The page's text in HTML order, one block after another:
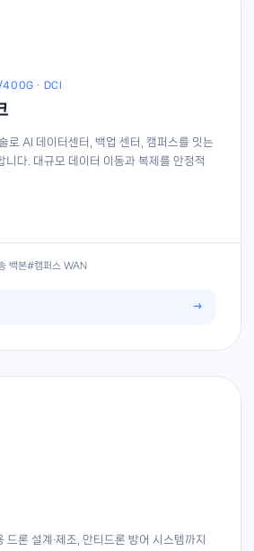
· DCI
AI 데이터센터, 백업 센터, 캠퍼스를 잇는
니다. 대규모 데이터 이동과 복제를 안정적
백본#캠퍼스 WAN
→
드론 설계·제조, 안티드론 방어 시스템까지